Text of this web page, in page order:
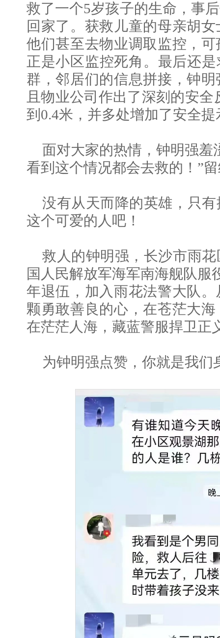
救了一个5岁孩子的生命，事
回家了。获救儿童的母亲胡
他们甚至去物业调取监控，
正是小区监控死角。最后还
群，邻居们的信息拼接，钟
且物业公司作出了深刻的安
到0.4米，并多处增加了安全提
面对大家的热情，钟明强羞
看到这个情况都会去救的！”
没有从天而降的英雄，只
这个可爱的人吧！
救人的钟明强，长沙市雨
国人民解放军海军南海舰队服
年退伍，加入雨花法警大队
颗勇敢善良的心，在苍茫大
在茫茫人海，藏蓝警服捍卫正
为钟明强点赞，你就是我们